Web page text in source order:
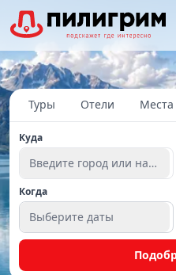
Туры Отели Места
Куда
Введите город или
Когда
Выберите даты